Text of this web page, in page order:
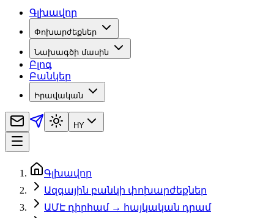
Գլխավոր
Փոխարժեքներ
Նախագծի մասին
Բլոգ
Բանկեր
Իրավական
HY
Գլխավոր
Ազգային բանկի փոխարժեքներ
ԱՄԷ դիրհամ → հայկական դրամ